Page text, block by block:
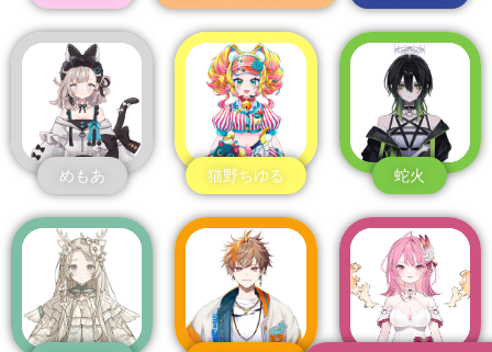
めもあ 猫野ちゆる 蛇火